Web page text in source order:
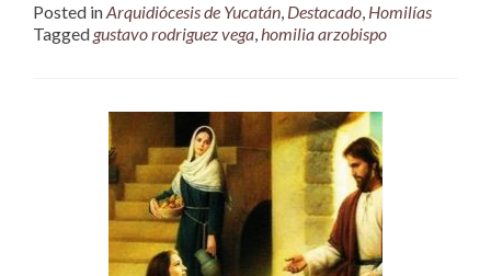
Posted inArquidiócesis de Yucatán, Destacado, Homilías
Tagged gustavo rodriguez vega,homilia arzobispo